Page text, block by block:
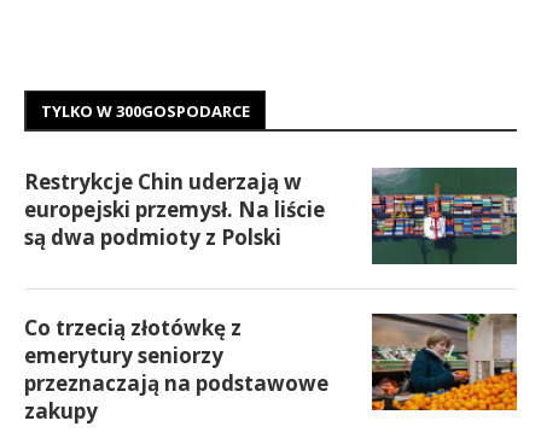
TYLKO W 300GOSPODARCE
Restrykcje Chin uderzają w
europejski przemysł. Na liście
są dwa podmioty z Polski
Co trzecią złotówkę z
emerytury seniorzy
przeznaczają na podstawowe
zakupy